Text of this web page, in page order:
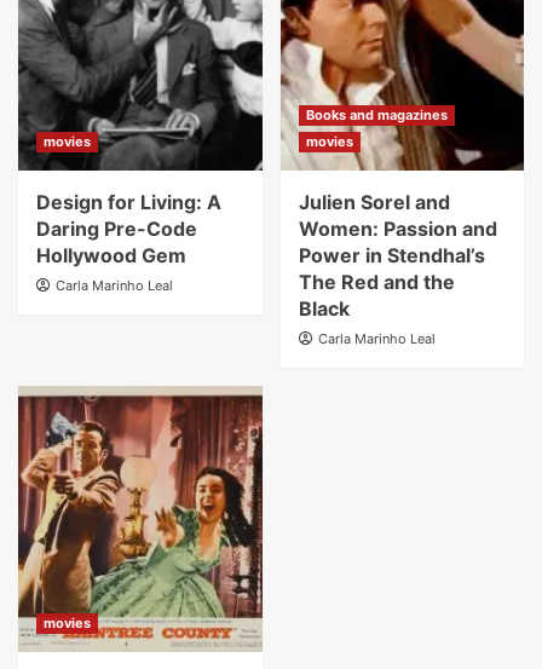
movies
Design for Living: A
Daring Pre-Code
Hollywood Gem
Carla Marinho Leal
Books and magazines
movies
Julien Sorel and
Women: Passion and
Power in Stendhal’s
The Red and the
Black
Carla Marinho Leal
movies